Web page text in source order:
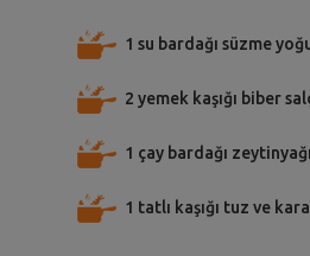
1 su bardağı süzme
2 yemek kaşığı biber
1 çay bardağı zeytinyağı
1 tatlı kaşığı tuz ve